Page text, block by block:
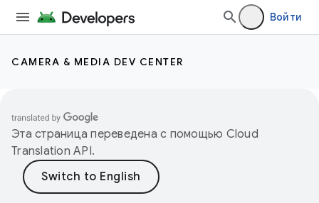
Войти
CAMERA & MEDIA DEV CENTER
Эта страница переведена с помощью Cloud
Translation API.